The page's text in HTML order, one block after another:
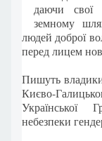
даючи свої
земному
людей доброї
перед лицем
Пишуть
Києво-
Української
небезпеки